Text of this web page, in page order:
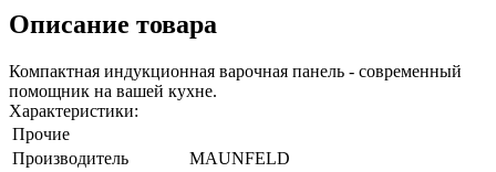
Описание товара
Компактная индукционная варочная панель - современный
помощник на вашей кухне.
Характеристики:
Прочие
Производитель
MAUNFELD